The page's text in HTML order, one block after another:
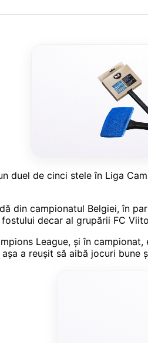
duel de cinci stele în Liga
din campionatul Belgiei, în
decar al grupării FC
League, şi în
a reuşit să aibă jocuri bune